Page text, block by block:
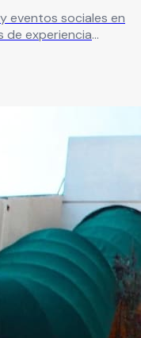
eventos sociales en
de experiencia